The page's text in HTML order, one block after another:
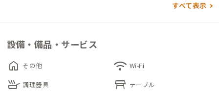
トイレがあるため、個室内で生活をすることも可能です。
で、店舗の共有スペースで観光案内ができます。家守や地域の方
との交流をしたい時には、同スペースにて会話をお楽しみくだ
さい。
すべて表示
設備・備品・サービス
home その他 wifi Wi-Fi
skillet 調理器具 table_restaurant テーブル